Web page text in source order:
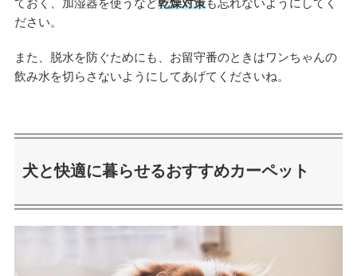
ておく、加湿器を使うなど乾燥対策も忘れないようにしてく
ださい。
また、脱水を防ぐためにも、お留守番のときはワンちゃんの
飲み水を切らさないようにしてあげてくださいね。
犬と快適に暮らせるおすすめカーペット